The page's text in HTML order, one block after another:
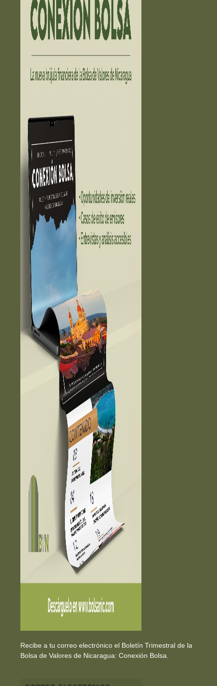
PROVALORES
VALORES LAFISE
Recibe a tu correo electrónico el Boletín Trimestral de la
Bolsa de Valores de Nicaragua: Conexión Bolsa.